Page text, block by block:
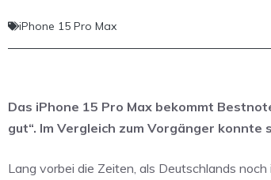
iPhone 15 Pro Max
Das iPhone 15 Pro Max bekommt
gut“. Im Vergleich zum Vorgänger
Lang vorbei die Zeiten, als Deutschlands